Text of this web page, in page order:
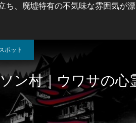
ち、廃墟特有の不気味な雰囲気が
ポット
ン村｜ウワサの心